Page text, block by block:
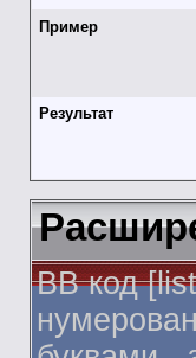
Пример
Результат
BB код